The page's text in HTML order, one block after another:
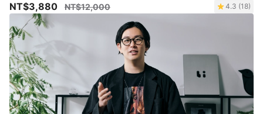
NT$3,880 NT$12,000 4.3 (18)